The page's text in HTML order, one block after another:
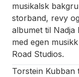
musikalsk
storband, revy
albumet til
med egen
Road Studios.
Torstein Kubban